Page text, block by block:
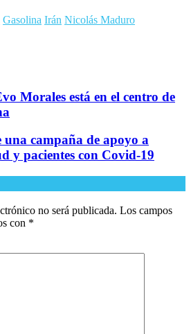
Gasolina Irán Nicolás Maduro
Morales está en el centro de
campaña de apoyo a
y pacientes con Covid-19
no será publicada. Los campos
con *